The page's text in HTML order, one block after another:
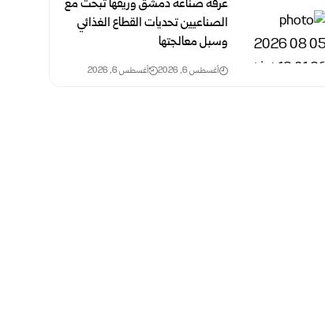
غرفة صناعة دمشق وريفها تبحث مع
الصناعيين تحديات القطاع الغذائي
وسبل معالجتها
أغسطس 6, 2026 أغسطس 6, 2026